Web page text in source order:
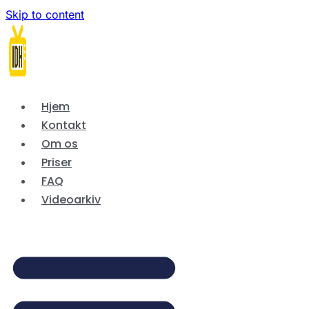
Skip to content
Hjem
Kontakt
Om os
Priser
FAQ
Videoarkiv